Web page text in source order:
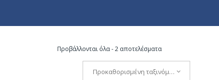
Προβάλλονται όλα - 2 αποτελέσματα
Προκαθορισμένη ταξινόμηση